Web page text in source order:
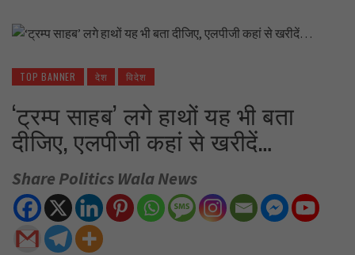
TOP BANNER देश विदेश
‘ट्रम्प साहब’ लगे हाथों यह भी बता
दीजिए, एलपीजी कहां से खरीदें…
Share Politics Wala News